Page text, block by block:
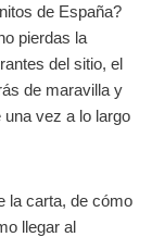
de España?
pierdas la
del sitio, el
de maravilla y
vez a lo largo
la carta, de cómo
llegar al